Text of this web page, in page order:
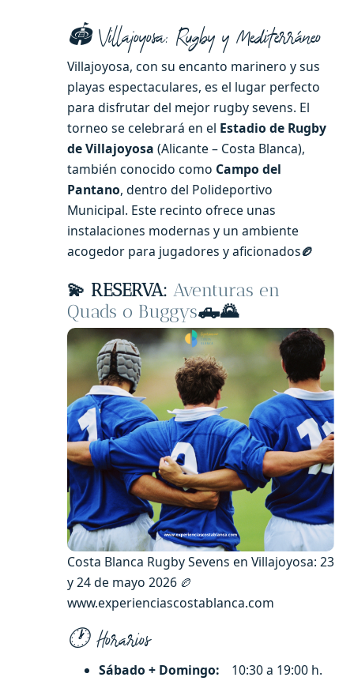
🏟️ Villajoyosa: Rugby y Mediterráneo
Villajoyosa, con su encanto marinero y sus
playas espectaculares, es el lugar perfecto
para disfrutar del mejor rugby sevens. El
torneo se celebrará en el Estadio de Rugby
de Villajoyosa (Alicante – Costa Blanca),
también conocido como Campo del
Pantano, dentro del Polideportivo
Municipal. Este recinto ofrece unas
instalaciones modernas y un ambiente
acogedor para jugadores y aficionados🏉
💫 RESERVA: Aventuras en
Quads o Buggys🛻🌄
Costa Blanca Rugby Sevens en Villajoyosa: 23
y 24 de mayo 2026 🏉
www.experienciascostablanca.com
🕐 Horarios
Sábado + Domingo: 10:30 a 19:00 h.